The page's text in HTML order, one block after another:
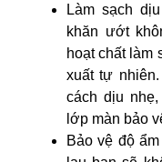
Làm sạch
khăn ướt
hoạt chất làm
xuất tự
cách dịu
lớp màn bảo
Bảo vệ độ